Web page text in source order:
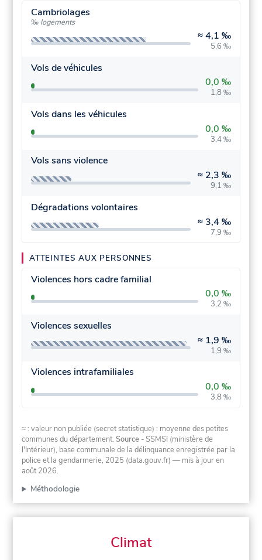
Cambriolages
‰ logements
≈4,1 ‰
5,6 ‰
Vols de véhicules
0,0 ‰
1,8 ‰
Vols dans les véhicules
0,0 ‰
3,4 ‰
Vols sans violence
≈ 2,3 ‰
9,1 ‰
Dégradations volontaires
≈ 3,4 ‰
7,9 ‰
ATTEINTES AUX PERSONNES
Violences hors cadre familial
0,0 ‰
3,2 ‰
Violences sexuelles
≈ 1,9 ‰
1,9 ‰
Violences intrafamiliales
0,0 ‰
3,8 ‰
≈ : valeur non publiée (secret statistique) : moyenne des petites
communes du département.Source - SSMSI (ministère de
l'Intérieur), base communale de la délinquance enregistrée par la
police et la gendarmerie, 2025 (data.gouv.fr) — mis à jour en
août 2026.
Méthodologie
Climat